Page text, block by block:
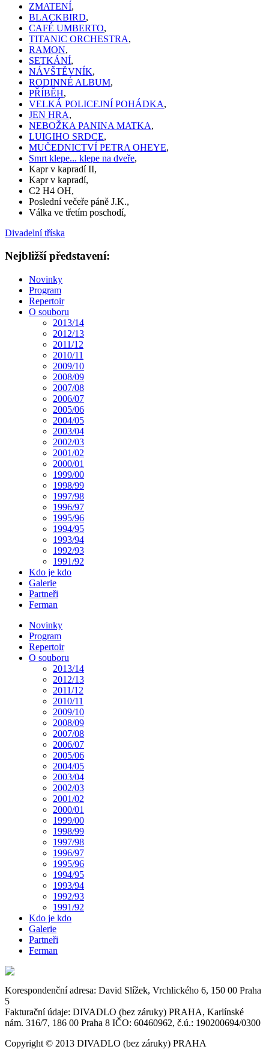
ZMATENÍ,
BLACKBIRD,
CAFÉ UMBERTO,
TITANIC ORCHESTRA,
RAMON,
SETKÁNÍ,
NÁVŠTĚVNÍK,
RODINNÉ ALBUM,
PŘÍBĚH,
VELKÁ POLICEJNÍ POHÁDKA,
JEN HRA,
NEBOŽKA PANINA MATKA,
LUIGIHO SRDCE,
MUČEDNICTVÍ PETRA OHEYE,
Smrt klepe... klepe na dveře,
Kapr v kapradí II,
Kapr v kapradí,
C2 H4 OH,
Poslední večeře páně J.K.,
Válka ve třetím poschodí,
Divadelní tříska
Nejbližší představení:
Novinky
Program
Repertoir
O souboru
2013/14
2012/13
2011/12
2010/11
2009/10
2008/09
2007/08
2006/07
2005/06
2004/05
2003/04
2002/03
2001/02
2000/01
1999/00
1998/99
1997/98
1996/97
1995/96
1994/95
1993/94
1992/93
1991/92
Kdo je kdo
Galerie
Partneři
Ferman
Novinky
Program
Repertoir
O souboru
2013/14
2012/13
2011/12
2010/11
2009/10
2008/09
2007/08
2006/07
2005/06
2004/05
2003/04
2002/03
2001/02
2000/01
1999/00
1998/99
1997/98
1996/97
1995/96
1994/95
1993/94
1992/93
1991/92
Kdo je kdo
Galerie
Partneři
Ferman
Korespondenční adresa: David Slížek, Vrchlického 6, 150 00 Praha
5
Fakturační údaje: DIVADLO (bez záruky) PRAHA, Karlínské
nám. 316/7, 186 00 Praha 8 IČO: 60460962, č.ú.: 190200694/0300
Copyright © 2013 DIVADLO (bez záruky) PRAHA